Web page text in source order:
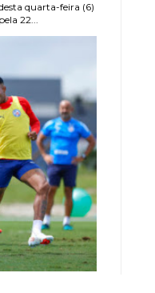
quarta-feira (6)
22...